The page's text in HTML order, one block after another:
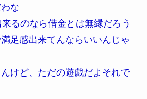
な
るのなら借金とは無縁だろう
足感出来てんならいいんじゃ
けど、ただの遊戯だよそれで